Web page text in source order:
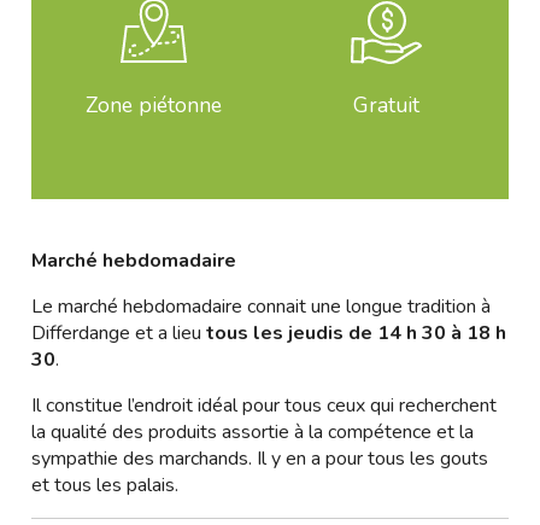
Zone piétonne Gratuit
Marché hebdomadaire
Le marché hebdomadaire connait une longue tradition à
Differdange et a lieutous les jeudis de 14 h 30 à 18 h
30.
Il constitue l’endroit idéal pour tous ceux qui recherchent
la qualité des produits assortie à la compétence et la
sympathie des marchands. Il y en a pour tous les gouts
et tous les palais.